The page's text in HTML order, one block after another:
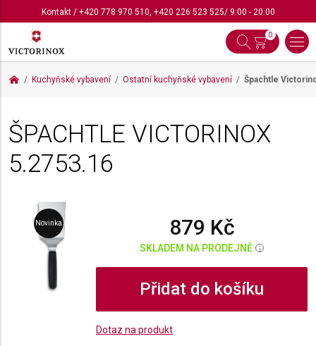
Kontakt/ +420 778 970 510, +420 226 523 525/ 9:00 - 20:00
0
Kuchyňské vybavení Ostatní kuchyňské vybavení Špachtle
ŠPACHTLE VICTORINOX
5.2753.16
Novinka 879 Kč
SKLADEM NA PRODEJNĚ i
Přidat do košíku
Dotaz na produkt